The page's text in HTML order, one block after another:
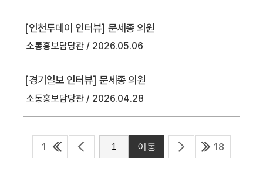
[인천투데이 인터뷰] 문세종 의원
소통홍보담당관 2026.05.06
[경기일보 인터뷰] 문세종 의원
소통홍보담당관 2026.04.28
1 18